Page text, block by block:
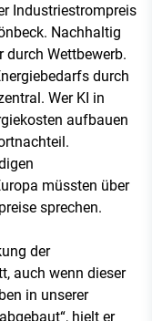
Industriestrompreis
Nachhaltig
durch Wettbewerb.
durch
Wer KI in
aufbauen
müssten über
sprechen.
der
auch wenn dieser
in unserer
hielt er